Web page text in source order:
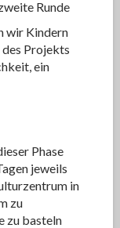
Runde
wir Kindern
des Projekts
ein
Phase
jeweils
in
zu
zu basteln